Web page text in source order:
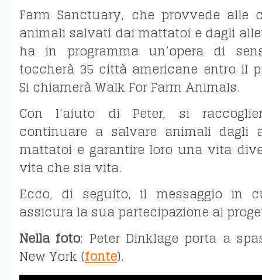
Farm Sanctuary, che provvede alle
animali salvati dai mattatoi e dagli
ha in programma un’opera di
toccherà 35 città americane entro il
Si chiamerà Walk For Farm Animals.
Con l’aiuto di Peter, si
continuare a salvare animali dagli
mattatoi e garantire loro una vita
vita che sia vita.
Ecco, di seguito, il messaggio in
assicura la sua partecipazione al
Nella foto: Peter Dinklage porta a
New York (fonte).